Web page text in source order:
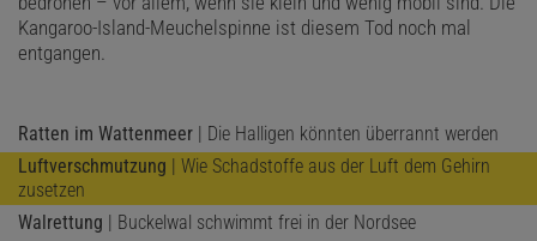
Kangaroo-Island-Meuchelspinne ist diesem Tod noch mal
entgangen.
Ratten im Wattenmeer | Die Halligen könnten überrannt werden
Luftverschmutzung | Wie Schadstoffe aus der Luft dem Gehirn
zusetzen
Walrettung | Buckelwal schwimmt frei in der Nordsee